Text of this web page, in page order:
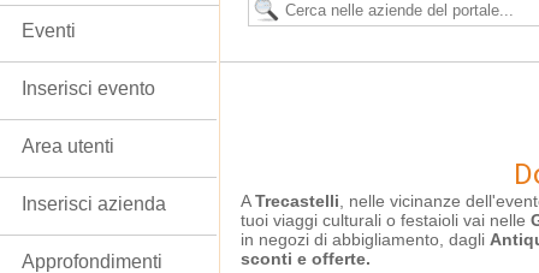
ATrecastelli , nelle vicinanze
tuoi viaggi culturali o festaioli vai nelle
in negozi di abbigliamento, dagli
sconti e offerte.
Eventi
Inserisci evento
Area utenti
Inserisci azienda
Approfondimenti